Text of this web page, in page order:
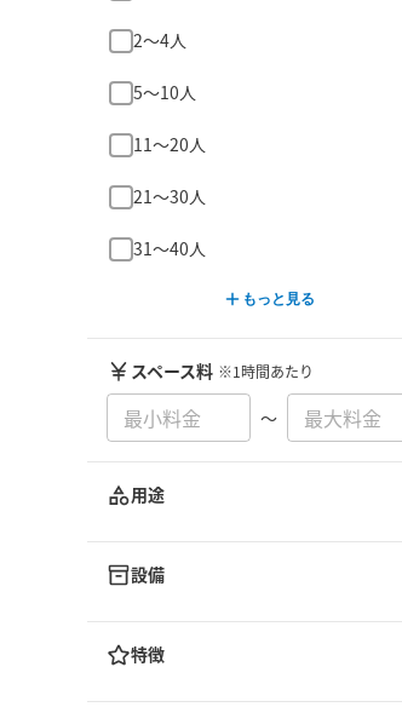
2〜4人
5〜10人
11〜20人
21〜30人
31〜40人
もっと見る
スペース料 ※1時間あたり
〜
用途
設備
特徴